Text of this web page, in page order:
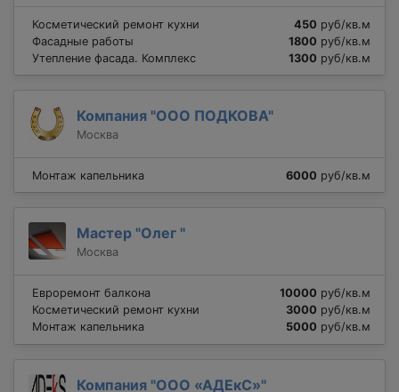
Косметический ремонт кухни 450 руб/кв.м
Фасадные работы
1800 руб/кв.м
Утепление фасада. Комплекс
1300 руб/кв.м
Компания "ООО ПОДКОВА"
Москва
Монтаж капельника 6000 руб/кв.м
Мастер "Олег "
Москва
Евроремонт балкона 10000 руб/кв.м
Косметический ремонт кухни
3000 руб/кв.м
Монтаж капельника
5000 руб/кв.м
Компания "ООО «АДЕкС»"